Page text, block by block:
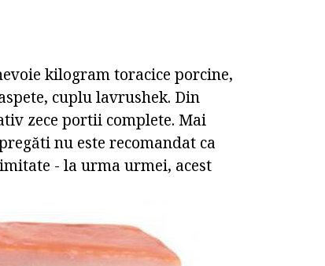
kilogram toracice porcine,
cuplu lavrushek. Din
zece portii complete. Mai
nu este recomandat ca
- la urma urmei, acest